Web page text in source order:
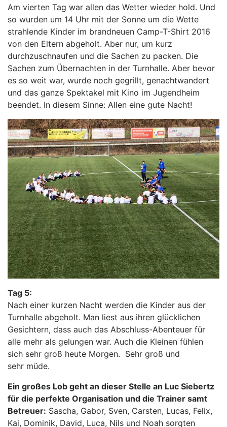
Am vierten Tag war allen das Wetter wieder hold. Und
so wurden um 14 Uhr mit der Sonne um die Wette
strahlende Kinder im brandneuen Camp-T-Shirt 2016
von den Eltern abgeholt. Aber nur, um kurz
durchzuschnaufen und die Sachen zu packen. Die
Sachen zum Übernachten in der Turnhalle. Aber bevor
es so weit war, wurde noch gegrillt, genachtwandert
und das ganze Spektakel mit Kino im Jugendheim
beendet. In diesem Sinne: Allen eine gute Nacht!
Tag 5:
Nach einer kurzen Nacht werden die Kinder aus der
Turnhalle abgeholt. Man liest aus ihren glücklichen
Gesichtern, dass auch das Abschluss-Abenteuer für
alle mehr als gelungen war. Auch die Kleinen fühlen
sich sehr groß heute Morgen. Sehr groß und
sehr müde.
Ein großes Lob geht an dieser Stelle an Luc Siebertz
für die perfekte Organisation und die Trainer samt
Betreuer: Sascha, Gabor, Sven, Carsten, Lucas, Felix,
Kai, Dominik, David, Luca, Nils und Noah sorgten